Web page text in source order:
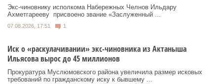
Экс‑чиновнику исполкома Набережных Челнов Ильдару
Ахметгарееву присвоено звание «Заслуженный ...
07.08.2026, 17:51 1
Иск о «раскулачивании» экс-чиновника из Актаныша
Ильясова вырос до 45 миллионов
Прокуратура Муслюмовского района увеличила размер исковых
требований по гражданскому иску к бывшему ...